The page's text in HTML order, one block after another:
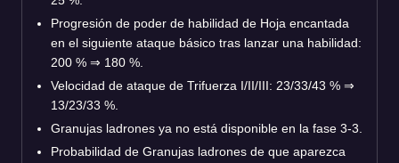
Progresión de poder de habilidad de Hoja encantada
en el siguiente ataque básico tras lanzar una habilidad:
200 % ⇒ 180 %.
Velocidad de ataque de Trifuerza I/II/III: 23/33/43 % ⇒
13/23/33 %.
Granujas ladrones ya no está disponible en la fase 3-3.
Probabilidad de Granujas ladrones de que aparezca